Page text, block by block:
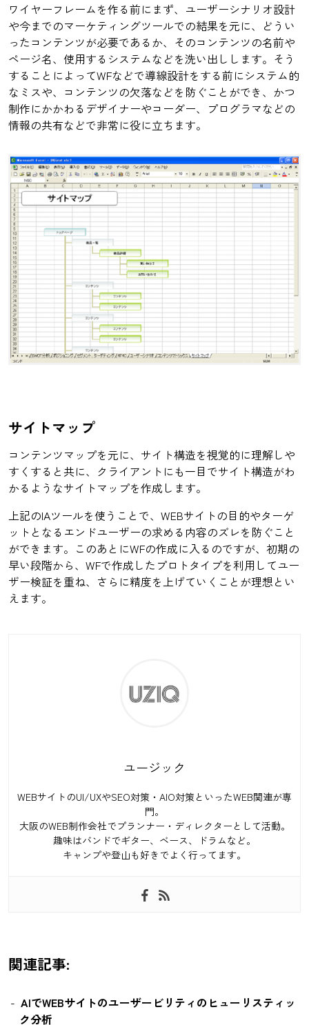
ワイヤーフレームを作る前にまず、ユーザーシナリオ設計
や今までのマーケティングツールでの結果を元に、どうい
ったコンテンツが必要であるか、そのコンテンツの名前や
ページ名、使用するシステムなどを洗い出しします。そう
することによってWFなどで導線設計をする前にシステム的
なミスや、コンテンツの欠落などを防ぐことができ、かつ
制作にかかわるデザイナーやコーダー、プログラマなどの
情報の共有などで非常に役に立ちます。
サイトマップ
コンテンツマップを元に、サイト構造を視覚的に理解しや
すくすると共に、クライアントにも一目でサイト構造がわ
かるようなサイトマップを作成します。
上記のIAツールを使うことで、WEBサイトの目的やターゲ
ットとなるエンドユーザーの求める内容のズレを防ぐこと
ができます。このあとにWFの作成に入るのですが、初期の
早い段階から、WFで作成したプロトタイプを利用してユー
ザー検証を重ね、さらに精度を上げていくことが理想とい
えます。
ユージック
WEBサイトのUI/UXやSEO対策・AIO対策といったWEB関連が専
門。
大阪のWEB制作会社でプランナー・ディレクターとして活動。
趣味はバンドでギター、ベース、ドラムなど。
キャンプや登山も好きでよく行ってます。
関連記事:
AIでWEBサイトのユーザービリティのヒューリスティッ
ク分析